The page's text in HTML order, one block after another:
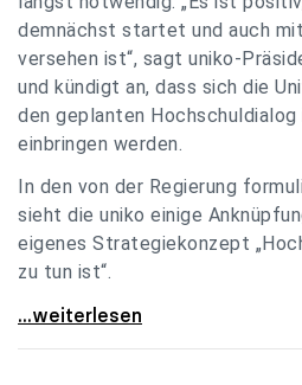
demnächst startet und auch
versehen ist“, sagt uniko-
und kündigt an, dass sich die
den geplanten Hochschuldialog
einbringen werden.
In den von der Regierung
sieht die uniko einige
eigenes Strategiekonzept
zu tun ist“.
Universitäten:
...weiterlesen